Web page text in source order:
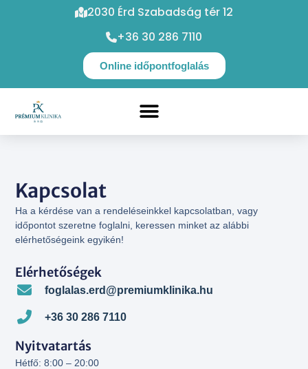
2030 Érd Szabadság tér 12
+36 30 286 7110
Online időpontfoglalás
Kapcsolat
Ha a kérdése van a rendeléseinkkel kapcsolatban, vagy
időpontot szeretne foglalni, keressen minket az alábbi
elérhetőségeink egyikén!
Elérhetőségek
foglalas.erd@premiumklinika.hu
+36 30 286 7110
Nyitvatartás
Hétfő: 8:00 – 20:00